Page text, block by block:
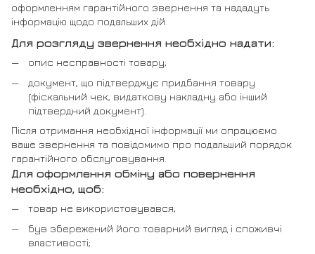
оформленням гарантійного звернення та нададуть
інформацію щодо подальших дій.
Для розгляду звернення необхідно надати:
опис несправності товару;
документ, що підтверджує придбання товару
(фіскальний чек, видаткову накладну або інший
підтвердний документ).
Після отримання необхідної інформації ми опрацюємо
ваше звернення та повідомимо про подальший порядок
гарантійного обслуговування.
Для оформлення обміну або повернення
необхідно, щоб:
товар не використовувався;
був збережений його товарний вигляд і споживчі
властивості;